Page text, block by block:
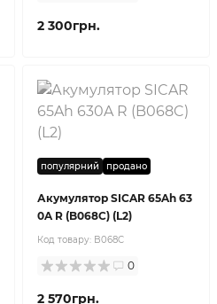
2 300грн.
популярний продано
Акумулятор SICAR 65Ah 63
0A R (B068C) (L2)
Код товару: B068C
0
2 570грн.